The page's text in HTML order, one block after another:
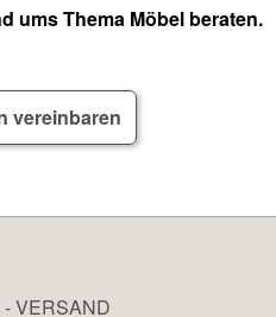
ums Thema Möbel beraten.
vereinbaren
VERSAND